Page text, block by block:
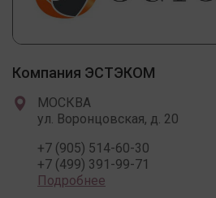
Компания ЭСТЭКОМ
МОСКВА
ул. Воронцовская, д. 20
+7 (905) 514-60-30
+7 (499) 391-99-71
Подробнее